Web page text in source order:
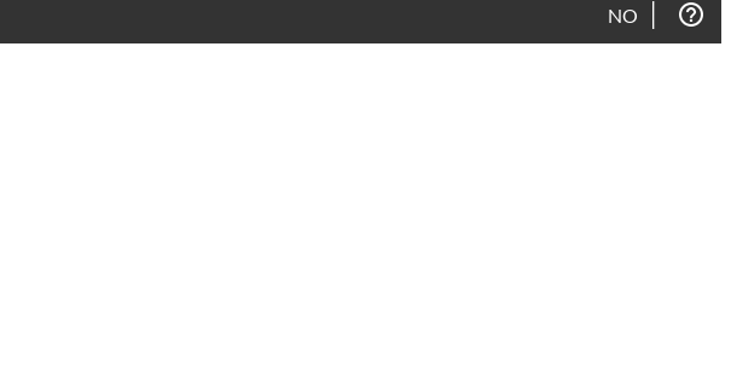
NO